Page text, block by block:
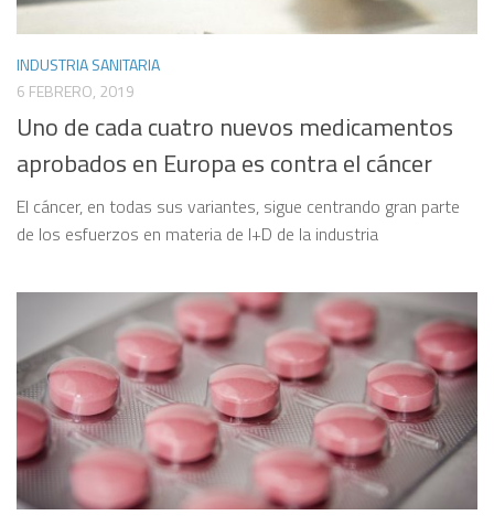
INDUSTRIA SANITARIA
6 FEBRERO, 2019
Uno de cada cuatro nuevos medicamentos
aprobados en Europa es contra el cáncer
El cáncer, en todas sus variantes, sigue centrando gran parte
de los esfuerzos en materia de I+D de la industria